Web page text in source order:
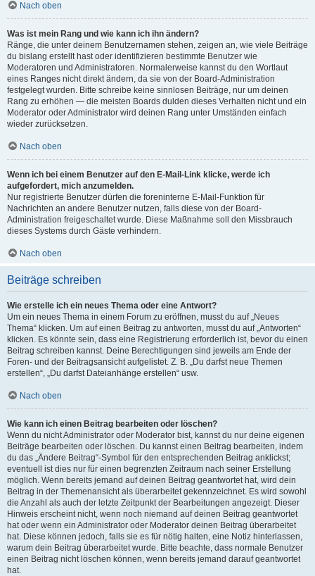
Nach oben
Was ist mein Rang und wie kann ich ihn ändern?
Ränge, die unter deinem Benutzernamen stehen, zeigen an, wie viele Beiträge
du bislang erstellt hast oder identifizieren bestimmte Benutzer wie
Moderatoren und Administratoren. Normalerweise kannst du den Wortlaut
eines Ranges nicht direkt ändern, da sie von der Board-Administration
festgelegt wurden. Bitte schreibe keine sinnlosen Beiträge, nur um deinen
Rang zu erhöhen — die meisten Boards dulden dieses Verhalten nicht und ein
Moderator oder Administrator wird deinen Rang unter Umständen einfach
wieder zurücksetzen.
Nach oben
Wenn ich bei einem Benutzer auf den E-Mail-Link klicke, werde ich
aufgefordert, mich anzumelden.
Nur registrierte Benutzer dürfen die foreninterne E-Mail-Funktion für
Nachrichten an andere Benutzer nutzen, falls diese von der Board-
Administration freigeschaltet wurde. Diese Maßnahme soll den Missbrauch
dieses Systems durch Gäste verhindern.
Nach oben
Beiträge schreiben
Wie erstelle ich ein neues Thema oder eine Antwort?
Um ein neues Thema in einem Forum zu eröffnen, musst du auf „Neues
Thema“ klicken. Um auf einen Beitrag zu antworten, musst du auf „Antworten“
klicken. Es könnte sein, dass eine Registrierung erforderlich ist, bevor du einen
Beitrag schreiben kannst. Deine Berechtigungen sind jeweils am Ende der
Foren- und der Beitragsansicht aufgelistet. Z. B. „Du darfst neue Themen
erstellen“, „Du darfst Dateianhänge erstellen“ usw.
Nach oben
Wie kann ich einen Beitrag bearbeiten oder löschen?
Wenn du nicht Administrator oder Moderator bist, kannst du nur deine eigenen
Beiträge bearbeiten oder löschen. Du kannst einen Beitrag bearbeiten, indem
du das „Ändere Beitrag“-Symbol für den entsprechenden Beitrag anklickst;
eventuell ist dies nur für einen begrenzten Zeitraum nach seiner Erstellung
möglich. Wenn bereits jemand auf deinen Beitrag geantwortet hat, wird dein
Beitrag in der Themenansicht als überarbeitet gekennzeichnet. Es wird sowohl
die Anzahl als auch der letzte Zeitpunkt der Bearbeitungen angezeigt. Dieser
Hinweis erscheint nicht, wenn noch niemand auf deinen Beitrag geantwortet
hat oder wenn ein Administrator oder Moderator deinen Beitrag überarbeitet
hat. Diese können jedoch, falls sie es für nötig halten, eine Notiz hinterlassen,
warum dein Beitrag überarbeitet wurde. Bitte beachte, dass normale Benutzer
einen Beitrag nicht löschen können, wenn bereits jemand darauf geantwortet
hat.